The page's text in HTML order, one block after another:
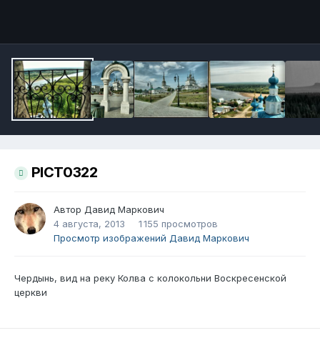
PICT0322
Автор Давид Маркович
4 августа, 2013
1 155 просмотров
Просмотр изображений Давид Маркович
Чердынь, вид на реку Колва с колокольни Воскресенской
церкви